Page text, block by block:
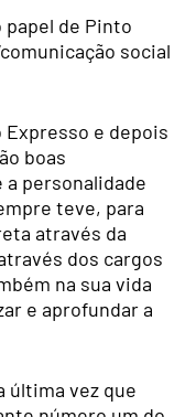
papel de Pinto
social
Expresso e depois
boas
personalidade
teve, para
através da
dos cargos
na sua vida
e aprofundar a
última vez que